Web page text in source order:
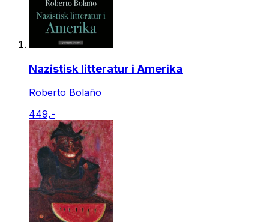
Nazistisk litteratur i Amerika
Roberto Bolaño
449,-